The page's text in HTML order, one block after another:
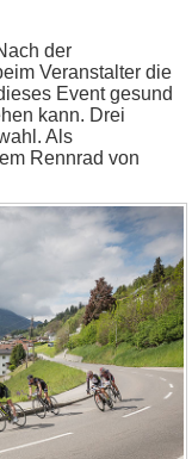
der
Veranstalter die
Event gesund
kann. Drei
Als
Rennrad von